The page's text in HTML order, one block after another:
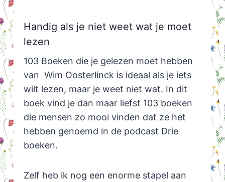
Handig als je niet weet wat je moet
lezen
103 Boeken die je gelezen moet hebben
van Wim Oosterlinck is ideaal als je iets
wilt lezen, maar je weet niet wat. In dit
boek vind je dan maar liefst 103 boeken
die mensen zo mooi vinden dat ze het
hebben genoemd in de podcast Drie
boeken.
Zelf heb ik nog een enorme stapel aan